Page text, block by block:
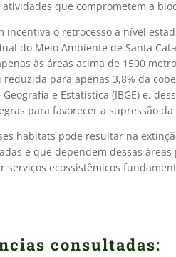
que comprometem a
incentiva o retrocesso a nível
do Meio Ambiente de Santa
às áreas acima de 1500
reduzida para apenas 3,8% da
e Estatística (IBGE) e,
para favorecer a supressão da
habitats pode resultar na
e que dependem dessas
serviços ecossistêmicos
consultadas: